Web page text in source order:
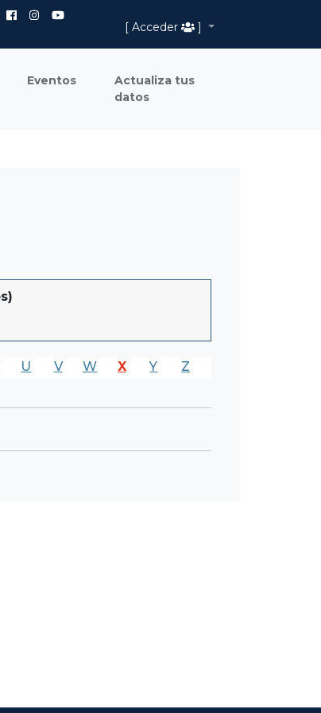
[ Acceder
]
Eventos
Actualiza tus
datos
U V W X Y Z